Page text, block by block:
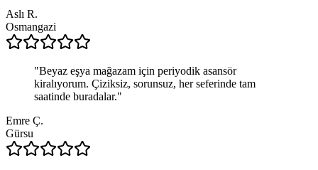
Aslı R.
Osmangazi
"Beyaz eşya mağazam için periyodik asansör
kiralıyorum. Çiziksiz, sorunsuz, her seferinde tam
saatinde buradalar."
Emre Ç.
Gürsu